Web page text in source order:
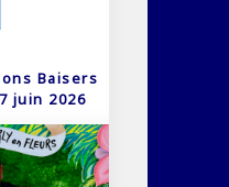
Baisers
juin 2026